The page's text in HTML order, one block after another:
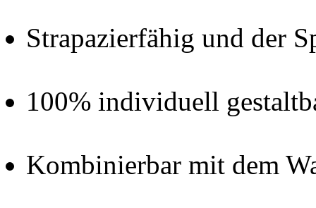
Strapazierfähig und der
100% individuell
Kombinierbar mit dem